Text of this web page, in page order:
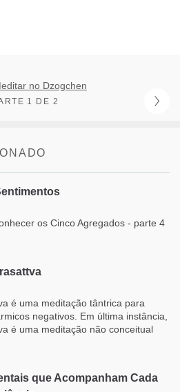
no Dzogchen
1 DE 2
os Cinco Agregados - parte 4
é uma meditação tântrica para
negativos. Em última instância,
é uma meditação não conceitual
que Acompanham Cada